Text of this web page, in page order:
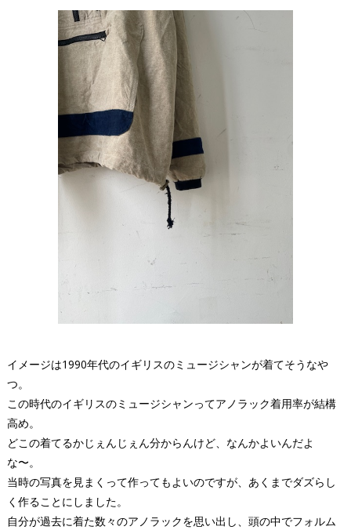
イメージは1990年代のイギリスのミュージシャンが着てそうなや
つ。
この時代のイギリスのミュージシャンってアノラック着用率が結構
高め。
どこの着てるかじぇんじぇん分からんけど、なんかよいんだよ
な〜。
当時の写真を見まくって作ってもよいのですが、あくまでダズらし
く作ることにしました。
自分が過去に着た数々のアノラックを思い出し、頭の中でフォルム